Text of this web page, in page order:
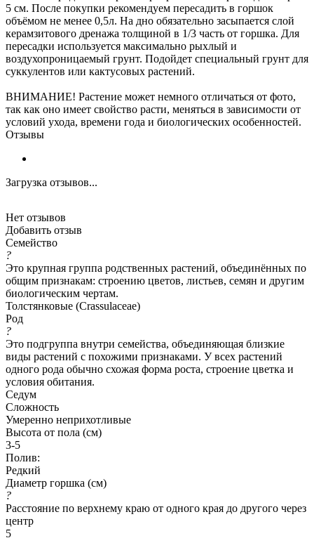
5 см. После покупки рекомендуем пересадить в горшок
объёмом не менее 0,5л. На дно обязательно засыпается слой
керамзитового дренажа толщиной в 1/3 часть от горшка. Для
пересадки используется максимально рыхлый и
воздухопроницаемый грунт. Подойдет специальный грунт для
суккулентов или кактусовых растений.
ВНИМАНИЕ! Растение может немного отличаться от фото,
так как оно имеет свойство расти, меняться в зависимости от
условий ухода, времени года и биологических особенностей.
Отзывы
Загрузка отзывов...
Нет отзывов
Добавить отзыв
Семейство
?
Это крупная группа родственных растений, объединённых по
общим признакам: строению цветов, листьев, семян и другим
биологическим чертам.
Толстянковые (Crassulaceae)
Род
?
Это подгруппа внутри семейства, объединяющая близкие
виды растений с похожими признаками. У всех растений
одного рода обычно схожая форма роста, строение цветка и
условия обитания.
Седум
Сложность
Умеренно неприхотливые
Высота от пола (см)
3-5
Полив:
Редкий
Диаметр горшка (см)
?
Расстояние по верхнему краю от одного края до другого через
центр
5